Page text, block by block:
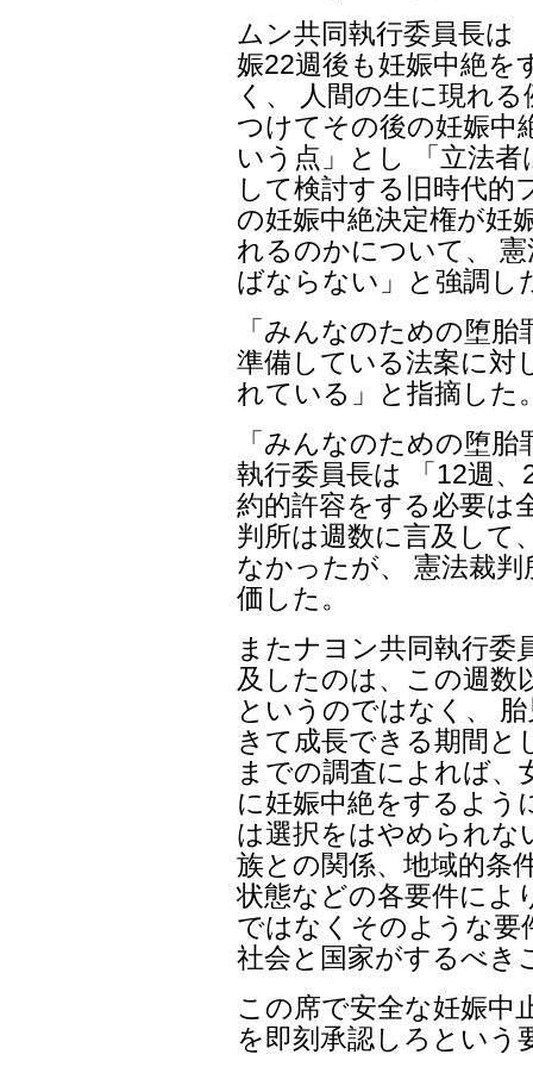
ムン共同執行委員長は
娠22週後も妊娠中絶を
く、 人間の生に現れ
つけてその後の妊娠中
いう点」とし 「立法
して検討する旧時代的
の妊娠中絶決定権が妊
れるのかについて、
ばならない」と強調し
「みんなのための堕
準備している法案に対
れている」と指摘した
「みんなのための堕
執行委員長は 「12週
約的許容をする必要は
判所は週数に言及して
なかったが、 憲法裁
価した。
またナヨン共同執行委
及したのは、この週数
というのではなく、
きて成長できる期間と
までの調査によれば
に妊娠中絶をするよう
は選択をはやめられな
族との関係、地域的条
状態などの各要件によ
ではなくそのような要
社会と国家がするべき
この席で安全な妊娠中
を即刻承認しろという